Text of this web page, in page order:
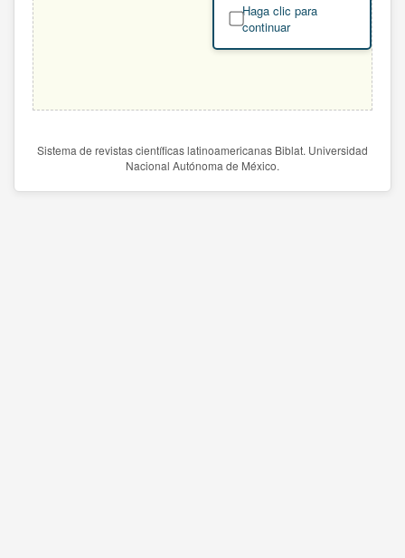
Haga clic para
continuar
Sistema de revistas científicas latinoamericanas Biblat. Universidad
Nacional Autónoma de México.